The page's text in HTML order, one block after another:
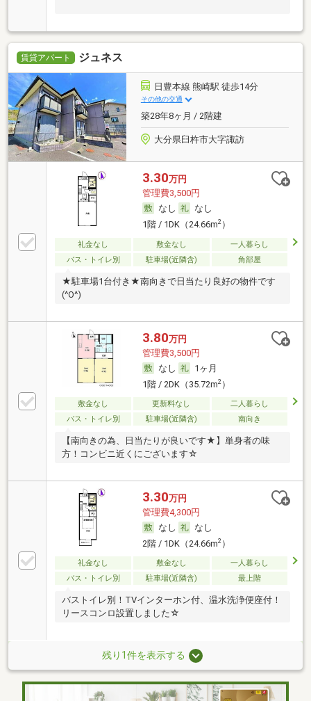
賃貸アパート ジュネス
日豊本線 熊崎駅 徒歩14分
その他の交通
築28年8ヶ月 / 2階建
大分県臼杵市大字諏訪
3.30万円
管理費3,500円
なし
なし
1階 / 1DK（24.66m2）
礼金なし 敷金なし
一人暮らし
バス・トイレ別
駐車場(近隣含) 角部屋
★駐車場1台付き★南向きで日当たり良好の物件です
(^O^)
3.80万円
管理費3,500円
なし
1ヶ月
1階 / 2DK（35.72m2）
敷金なし 更新料なし
二人暮らし
バス・トイレ別
駐車場(近隣含) 南向き
【南向きの為、日当たりが良いです★】単身者の味
方！コンビニ近くにございます☆
3.30万円
管理費4,300円
なし
なし
2階 / 1DK（24.66m2）
礼金なし 敷金なし
一人暮らし
バス・トイレ別
駐車場(近隣含) 最上階
バストイレ別！TVインターホン付、温水洗浄便座付！
リースコンロ設置しました☆
残り1件を表示する